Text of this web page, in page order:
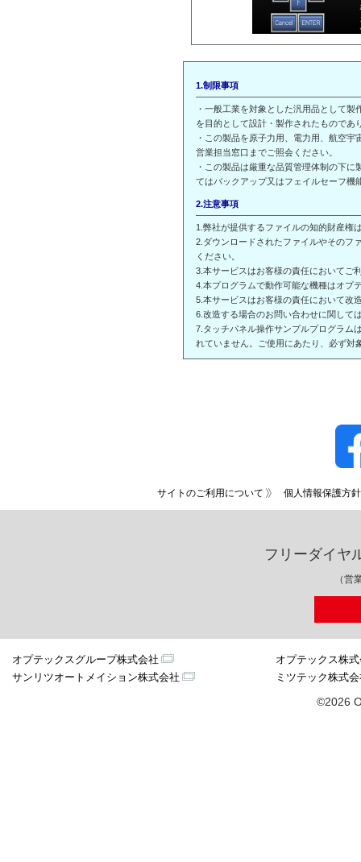
1.制限事項
・一般工業を対象とした汎用品として
を目的として設計・製作されたものであ
・この製品を原子力用、電力用、航空
営業担当窓口までご照会ください。
・この製品は厳重な品質管理体制の下
てはバックアップ又はフェイルセーフ機
2.注意事項
1.弊社が提供するファイルの知的財産権
2.ダウンロードされたファイルやそのフ
ください。
3.本サービスはお客様の責任においてご
4.本プログラムで動作可能な機種はオプ
5.本サービスはお客様の責任において改
6.改造する場合のお問い合わせに関して
7.タッチパネル操作サンプルプログラム
れていません。ご使用にあたり、必ず対
サイトのご利用について 個人情報保護方針
フリーダイヤ
（営
オプテックスグループ株式会社
オプテックス株
サンリツオートメイション株式会社
ミツテック株式
©2026